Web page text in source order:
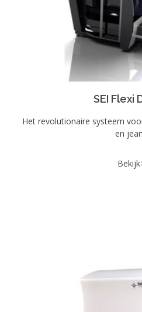
SEI Flexi
Het revolutionaire systeem
en